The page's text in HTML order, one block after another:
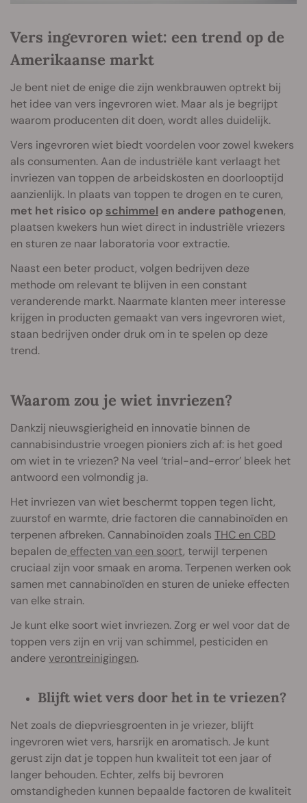
Vers ingevroren wiet: een trend op de
Amerikaanse markt
Je bent niet de enige die zijn wenkbrauwen optrekt bij
het idee van vers ingevroren wiet. Maar als je begrijpt
waarom producenten dit doen, wordt alles duidelijk.
Vers ingevroren wiet biedt voordelen voor zowel kwekers
als consumenten. Aan de industriële kant verlaagt het
invriezen van toppen de arbeidskosten en doorlooptijd
aanzienlijk. In plaats van toppen te drogen en te curen,
met het risico op schimmel en andere pathogenen,
plaatsen kwekers hun wiet direct in industriële vriezers
en sturen ze naar laboratoria voor extractie.
Naast een beter product, volgen bedrijven deze
methode om relevant te blijven in een constant
veranderende markt. Naarmate klanten meer interesse
krijgen in producten gemaakt van vers ingevroren wiet,
staan bedrijven onder druk om in te spelen op deze
trend.
Waarom zou je wiet invriezen?
Dankzij nieuwsgierigheid en innovatie binnen de
cannabisindustrie vroegen pioniers zich af: is het goed
om wiet in te vriezen? Na veel ‘trial-and-error’ bleek het
antwoord een volmondig ja.
Het invriezen van wiet beschermt toppen tegen licht,
zuurstof en warmte, drie factoren die cannabinoïden en
terpenen afbreken. Cannabinoïden zoals THC en CBD
bepalen de effecten van een soort, terwijl terpenen
cruciaal zijn voor smaak en aroma. Terpenen werken ook
samen met cannabinoïden en sturen de unieke effecten
van elke strain.
Je kunt elke soort wiet invriezen. Zorg er wel voor dat de
toppen vers zijn en vrij van schimmel, pesticiden en
andereverontreinigingen.
Blijft wiet vers door het in te vriezen?
Net zoals de diepvriesgroenten in je vriezer, blijft
ingevroren wiet vers, harsrijk en aromatisch. Je kunt
gerust zijn dat je toppen hun kwaliteit tot een jaar of
langer behouden. Echter, zelfs bij bevroren
omstandigheden kunnen bepaalde factoren de kwaliteit